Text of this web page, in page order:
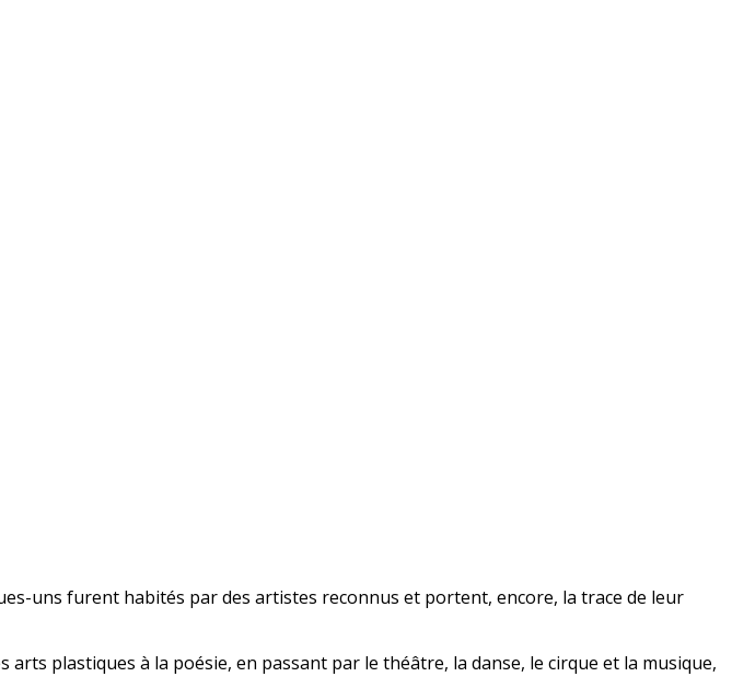
uns furent habités par des artistes reconnus et portent, encore, la trace de leur
arts plastiques à la poésie, en passant par le théâtre, la danse, le cirque et la musique,